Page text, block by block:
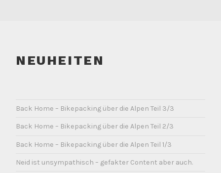
NEUHEITEN
Back Home – Bikepacking über die Alpen Teil 3/3
Back Home – Bikepacking über die Alpen Teil 2/3
Back Home – Bikepacking über die Alpen Teil 1/3
Neid ist unsympathisch – gefakter Content aber auch.